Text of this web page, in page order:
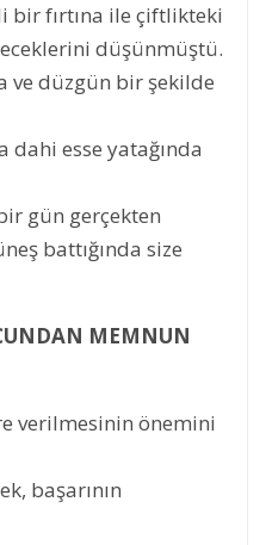
fırtına ile çiftlikteki
düşünmüştü.
ve düzgün bir şekilde
dahi esse yatağında
gün gerçekten
battığında size
MEMNUN
verilmesinin önemini
başarının